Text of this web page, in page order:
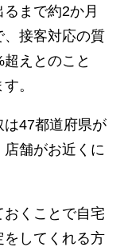
まで約2か月
接客対応の質
えとのこと
。
47都道府県が
舗がお近くに
くことで自宅
をしてくれる方